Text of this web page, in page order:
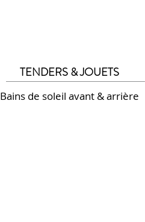
TENDERS & JOUETS
Bains de soleil avant & arrière